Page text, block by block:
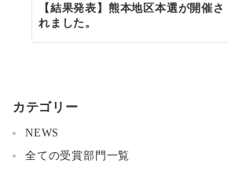
【結果発表】熊本地区本選が開催さ
れました。
カテゴリー
NEWS
全ての受賞部門一覧